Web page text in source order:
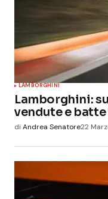
LAMBORGHINI
Lamborghini:
vendute e
di Andrea Senatore22